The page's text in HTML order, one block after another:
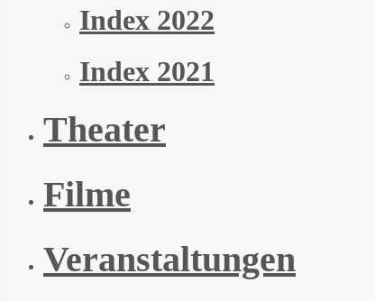
Index 2022
Index 2021
Theater
Filme
Veranstaltungen